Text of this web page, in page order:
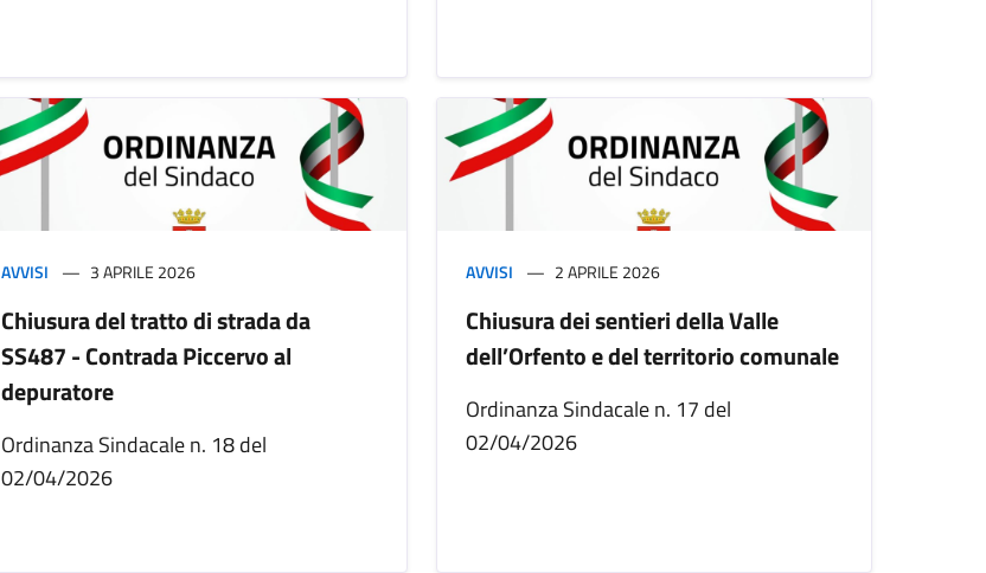
AVVISI 3 APRILE 2026
Chiusura del tratto di strada da
SS487 - Contrada Piccervo al
depuratore
Ordinanza Sindacale n. 18 del
02/04/2026
AVVISI 2 APRILE 2026
Chiusura dei sentieri della Valle
dell’Orfento e del territorio comunale
Ordinanza Sindacale n. 17 del
02/04/2026